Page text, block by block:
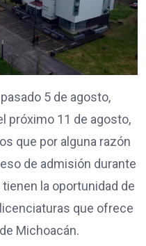
5 de agosto,
próximo 11 de agosto,
que por alguna razón
de admisión durante
la oportunidad de
que ofrece
Michoacán.